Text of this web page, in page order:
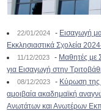
22/01/2024 - Εισαγωγή
Εκκλησιαστικά Σχολεία
11/12/2023 - Μαθητές με
για Εισαγωγή στην
08/12/2023 - Κύρωση της
αμοιβαία ακαδημαϊκή
Ανωτάτων και Ανωτέρων